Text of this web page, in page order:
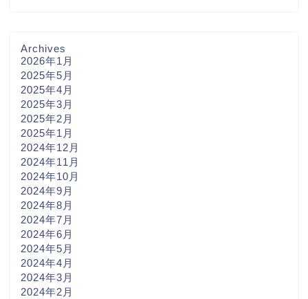
Archives
2026年1月
2025年5月
2025年4月
2025年3月
2025年2月
2025年1月
2024年12月
2024年11月
2024年10月
2024年9月
2024年8月
2024年7月
2024年6月
2024年5月
2024年4月
2024年3月
2024年2月